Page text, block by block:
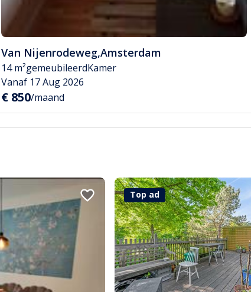
Van Nijenrodeweg,Amsterdam
14 m²gemeubileerdKamer
Vanaf 17 Aug 2026
€ 850/maand
Top ad